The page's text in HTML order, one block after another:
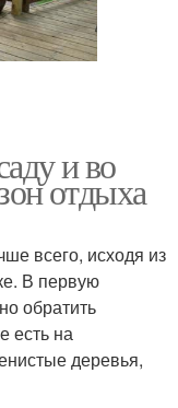
и во
отдыха
всего, исходя из
В первую
обратить
есть на
деревья,